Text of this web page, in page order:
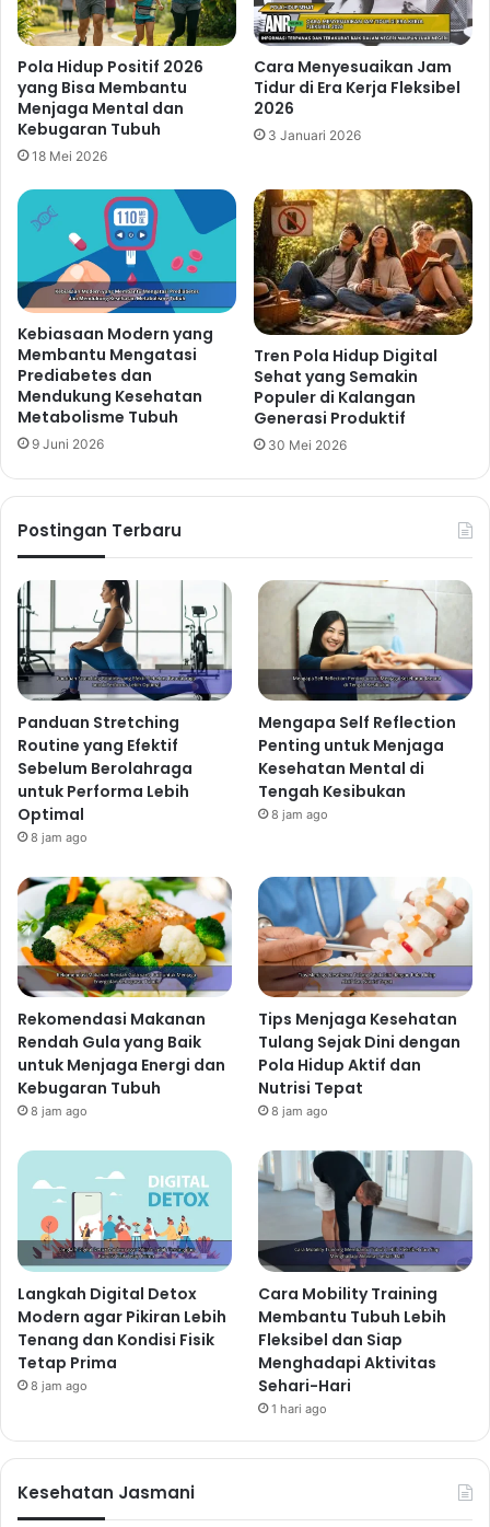
Pola Hidup Positif 2026
yang Bisa Membantu
Menjaga Mental dan
Kebugaran Tubuh
18 Mei 2026
Cara Menyesuaikan Jam
Tidur di Era Kerja Fleksibel
2026
3 Januari 2026
Kebiasaan Modern yang
Membantu Mengatasi
Prediabetes dan
Mendukung Kesehatan
Metabolisme Tubuh
9 Juni 2026
Tren Pola Hidup Digital
Sehat yang Semakin
Populer di Kalangan
Generasi Produktif
30 Mei 2026
Postingan Terbaru
Panduan Stretching
Routine yang Efektif
Sebelum Berolahraga
untuk Performa Lebih
Optimal
8 jam ago
Mengapa Self Reflection
Penting untuk Menjaga
Kesehatan Mental di
Tengah Kesibukan
8 jam ago
Rekomendasi Makanan
Rendah Gula yang Baik
untuk Menjaga Energi dan
Kebugaran Tubuh
8 jam ago
Tips Menjaga Kesehatan
Tulang Sejak Dini dengan
Pola Hidup Aktif dan
Nutrisi Tepat
8 jam ago
Langkah Digital Detox
Modern agar Pikiran Lebih
Tenang dan Kondisi Fisik
Tetap Prima
8 jam ago
Cara Mobility Training
Membantu Tubuh Lebih
Fleksibel dan Siap
Menghadapi Aktivitas
Sehari-Hari
1 hari ago
Kesehatan Jasmani